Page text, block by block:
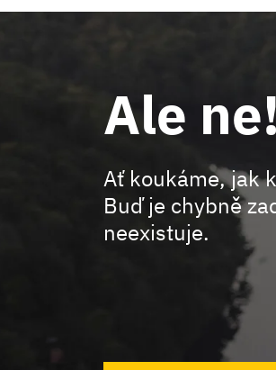
Ale
Ať koukáme, jak
Buď je chybně
neexistuje.